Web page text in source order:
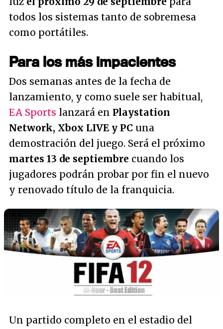
todos los sistemas tanto de sobremesa
como portátiles.
Para los más impacientes
Dos semanas antes de la fecha de
lanzamiento, y como suele ser habitual,
EA Sports lanzará en Playstation
Network, Xbox LIVE y PC una
demostración del juego. Será el próximo
martes 13 de septiembre cuando los
jugadores podrán probar por fin el nuevo
y renovado título de la franquicia.
Un partido completo en el estadio del